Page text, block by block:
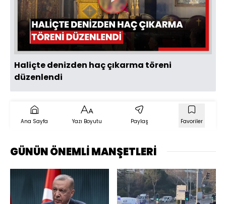
Videoyu
Oynat
Haliçte denizden haç çıkarma töreni
düzenlendi
Ana Sayfa Yazı Boyutu Paylaş Favoriler
GÜNÜN ÖNEMLİ MANŞETLERİ